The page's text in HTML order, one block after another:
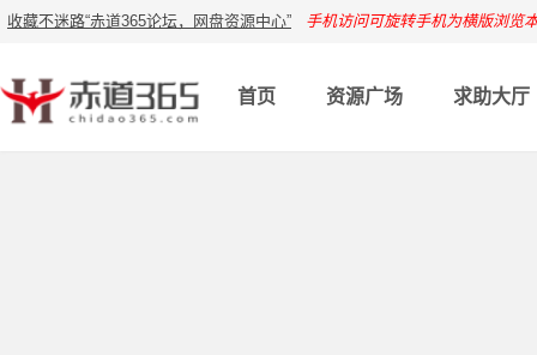
收藏不迷路“赤道365论坛，网盘资源中心” 手机访问可旋转手机为横版浏览
首页 资源广场 求助大厅